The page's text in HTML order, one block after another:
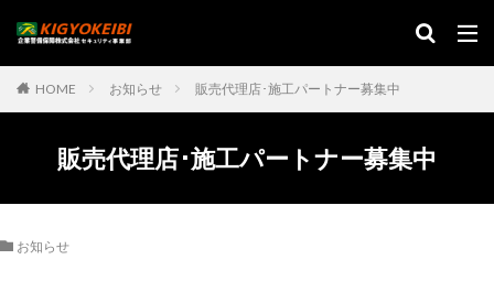
HOME お知らせ 販売代理店･施工パートナー募集中
販売代理店･施工パートナー募集中
お知らせ